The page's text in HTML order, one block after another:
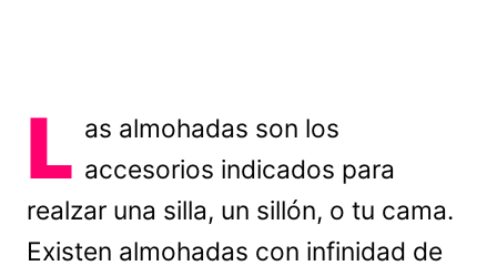
L as almohadas son los
accesorios indicados para
realzar una silla, un sillón, o tu cama.
Existen almohadas con infinidad de